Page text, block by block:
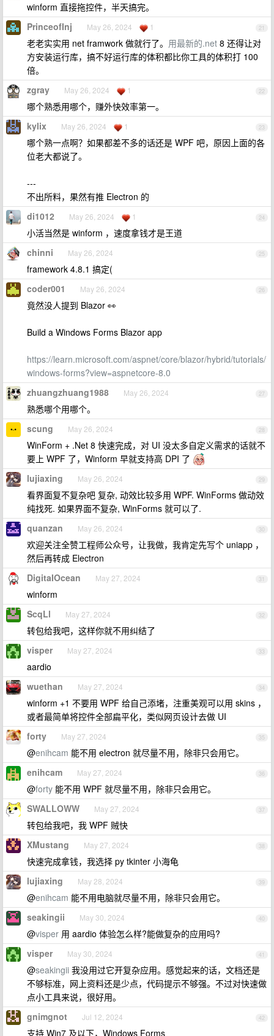
winform 直接拖控件，半天搞完。
21
PrinceofInj May 26, 2024 1
老老实实用 net framwork 做就行了。 用最新的.net 8 还得让对
方安装运行库，搞不好运行库的体积都比你工具的体积打 100
倍。
22
zgray May 26, 2024 1
哪个熟悉用哪个，赚外快效率第一。
23
kylix May 26, 2024 1
哪个熟一点啊？如果都差不多的话还是 WPF 吧，原因上面的各
位老大都说了。
---
不出所料，果然有推 Electron 的
24
di1012 May 26, 2024 1
小活当然是 winform ，速度拿钱才是王道
25
chinni May 26, 2024
framework 4.8.1 搞定(
26
coder001 May 26, 2024
竟然没人提到 Blazor 👀
Build a Windows Forms Blazor app
https://learn.microsoft.com/aspnet/core/blazor/hybrid/tutorials/
windows-forms?view=aspnetcore-8.0
27
zhuangzhuang1988 May 26, 2024
熟悉哪个用哪个。
28
scung May 26, 2024
WinForm + .Net 8 快速完成，对 UI 没太多自定义需求的话就不
要上 WPF 了，Winform 早就支持高 DPI 了
29
lujiaxing May 26, 2024
看界面复不复杂吧 复杂, 动效比较多用 WPF. WinForms 做动效
纯找死. 如果界面不复杂, WinForms 就可以了.
30
quanzan May 26, 2024
欢迎关注全赞工程师公众号，让我做，我肯定先写个 uniapp ，
然后再转成 Electron
31
DigitaIOcean May 27, 2024
winform
32
ScqLl May 27, 2024
转包给我吧，这样你就不用纠结了
33
visper May 27, 2024
aardio
34
wuethan May 27, 2024
winform +1 不要用 WPF 给自己添堵，注重美观可以用 skins ，
或者最简单将控件全部扁平化，类似网页设计去做 UI
35
forty May 27, 2024
@enihcam 能不用 electron 就尽量不用，除非只会用它。
36
enihcam May 27, 2024
@forty 能不用 WPF 就尽量不用，除非只会用它。
37
SWALLOWW May 27, 2024
转包给我吧，我 WPF 贼快
38
XMustang May 27, 2024
快速完成拿钱，我选择 py tkinter 小海龟
39
lujiaxing May 28, 2024
@enihcam 能不用电脑就尽量不用，除非只会用它。
40
seakingii May 30, 2024
@visper 用 aardio 体验怎么样?能做复杂的应用吗?
41
visper May 30, 2024
@seakingii 我没用过它开复杂应用。感觉起来的话，文档还是
不够标准，网上资料还是少点，代码提示不够强。不过对快速做
点小工具来说，很好用。
42
gnimgnot Jul 12, 2024
支持 Win7 及以下，Windows Forms